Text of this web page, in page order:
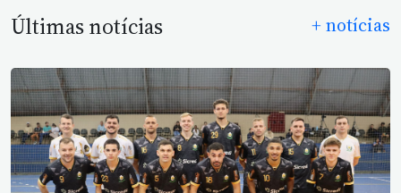
Últimas notícias + notícias